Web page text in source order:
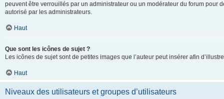
peuvent être verrouillés par un administrateur ou un modérateur du forum pour
autorisé par les administrateurs.
Haut
Que sont les icônes de sujet ?
Les icônes de sujet sont de petites images que l’auteur peut insérer afin
Haut
Niveaux des utilisateurs et groupes d’utilisateurs